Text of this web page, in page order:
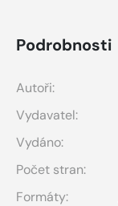
Podrobnosti
Autoři:
Vydavatel:
Vydáno:
Počet stran:
Formáty: